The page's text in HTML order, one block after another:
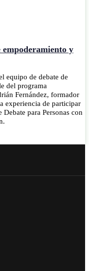
y
equipo de debate de
del programa
Fernández, formador
experiencia de participar
para Personas con